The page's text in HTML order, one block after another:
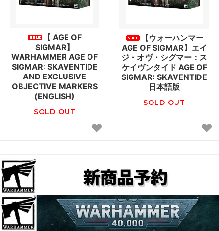
【 AGE OF
SIGMAR】
WARHAMMER AGE OF
SIGMAR: SKAVENTIDE
AND EXCLUSIVE
OBJECTIVE MARKERS
(ENGLISH)
SOLD OUT
【ウォーハンマー
AGE OF SIGMAR】エイ
ジ・オヴ・シグマー：ス
ケイヴンタイド AGE OF
SIGMAR: SKAVENTIDE
日本語版
SOLD OUT